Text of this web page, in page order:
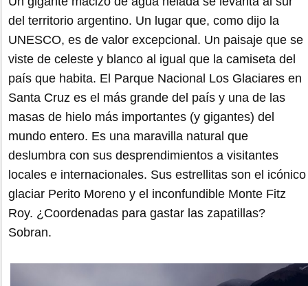
del territorio argentino. Un lugar que, como dijo la
UNESCO, es de valor excepcional. Un paisaje que se
viste de celeste y blanco al igual que la camiseta del
país que habita. El Parque Nacional Los Glaciares en
Santa Cruz es el más grande del país y una de las
masas de hielo más importantes (y gigantes) del
mundo entero. Es una maravilla natural que
deslumbra con sus desprendimientos a visitantes
locales e internacionales. Sus estrellitas son el icónico
glaciar Perito Moreno y el inconfundible Monte Fitz
Roy. ¿Coordenadas para gastar las zapatillas?
Sobran.